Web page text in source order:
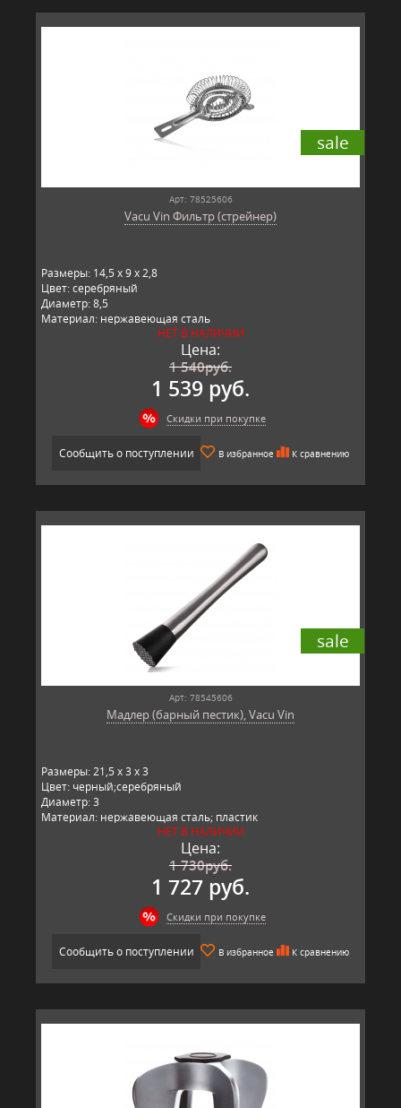
sale
Арт: 78525606
Vacu Vin Фильтр (стрейнер)
Размеры: 14,5 x 9 x 2,8
Цвет: серебряный
Диаметр: 8,5
Материал: нержавеющая сталь
Производитель: Vacu Vin, Китай
НЕТ В НАЛИЧИИ
Цена:
1 540руб.
1 539 руб.
Скидки при покупке
Сообщить о поступлении В избранное К сравнению
sale
Арт: 78545606
Мадлер (барный пестик), Vacu Vin
Размеры: 21,5 x 3 x 3
Цвет: черный;серебряный
Диаметр: 3
Материал: нержавеющая сталь; пластик
Производитель: Vacu Vin, Китай
НЕТ В НАЛИЧИИ
Цена:
1 730руб.
1 727 руб.
Скидки при покупке
Сообщить о поступлении В избранное К сравнению